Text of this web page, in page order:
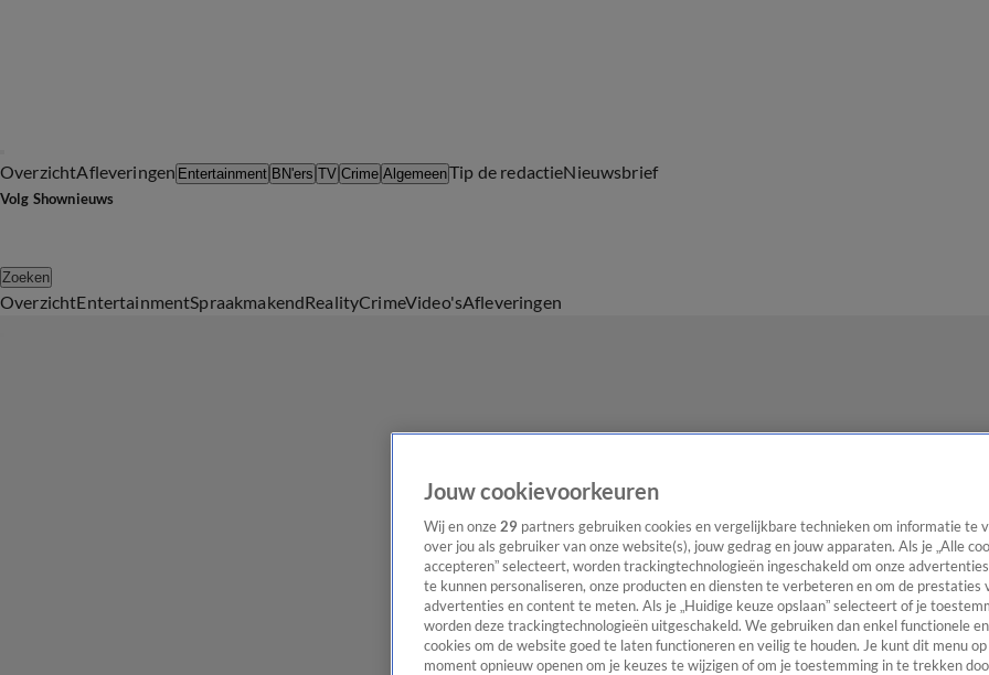
OverzichtAfleveringen Entertainment BN'ers TV Crime AlgemeenTip de redactieNieuwsbrief
Volg Shownieuws
Zoeken
OverzichtEntertainmentSpraakmakendRealityCrimeVideo'sAfleveringen
Jouw cookievoorkeuren
Wij en onze 29 partners gebruiken cookies en vergelijkbare technieken om informatie te
over jou als gebruiker van onze website(s), jouw gedrag en jouw apparaten. Als je „Alle
accepteren” selecteert, worden trackingtechnologieën ingeschakeld om onze
te kunnen personaliseren, onze producten en diensten te verbeteren en om de prestaties
advertenties en content te meten. Als je „Huidige keuze opslaan” selecteert of je
worden deze trackingtechnologieën uitgeschakeld. We gebruiken dan enkel functionele
cookies om de website goed te laten functioneren en veilig te houden. Je kunt dit menu
moment opnieuw openen om je keuzes te wijzigen of om je toestemming in te trekken